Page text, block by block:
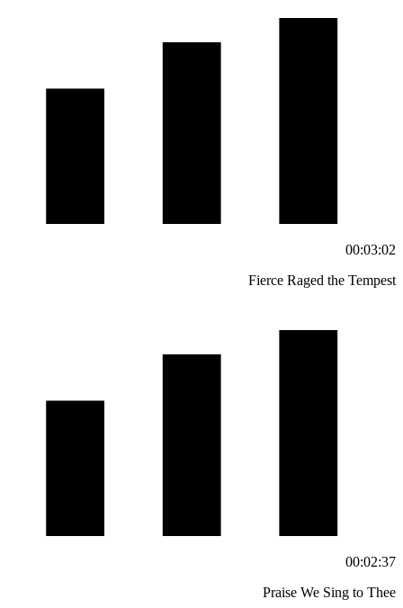
00:03:02
Fierce Raged the Tempest
00:02:37
Praise We Sing to Thee